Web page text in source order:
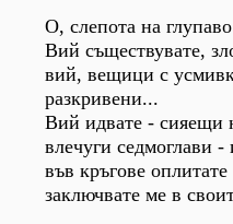
О, слепота на
Вий съществувате,
вий, вещици с
разкривени...
Вий идвате - сияещи
влечуги седмоглави -
във кръгове
заключвате ме в